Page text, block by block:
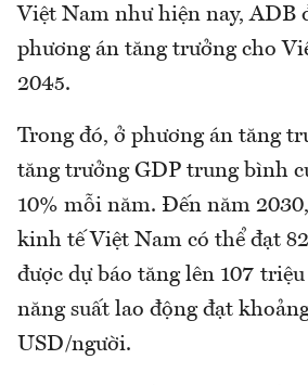
Việt Nam như hiện nay, ADB
phương án tăng trưởng cho
2045.
Trong đó, ở phương án tăng
tăng trưởng GDP trung bình
10% mỗi năm. Đến năm
kinh tế Việt Nam có thể đạt
được dự báo tăng lên 107
năng suất lao động đạt
USD/người.